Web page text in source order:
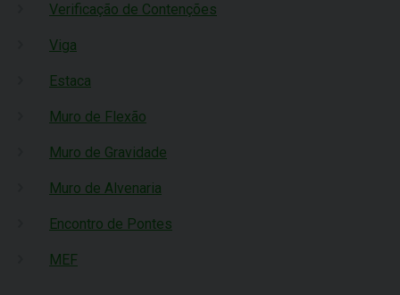
Verificação de Contenções
Viga
Estaca
Muro de Flexão
Muro de Gravidade
Muro de Alvenaria
Encontro de Pontes
MEF